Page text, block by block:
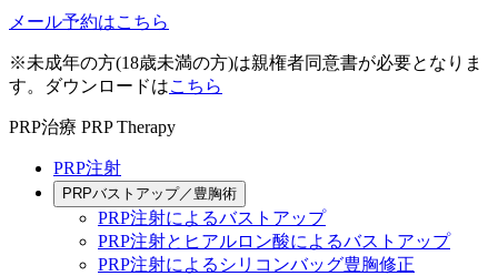
メール予約はこちら
※未成年の方(18歳未満の方)は親権者同意書が必要となりま
す。ダウンロードはこちら
PRP治療 PRP Therapy
PRP注射
PRPバストアップ／豊胸術
PRP注射によるバストアップ
PRP注射とヒアルロン酸によるバストアップ
PRP注射によるシリコンバッグ豊胸修正